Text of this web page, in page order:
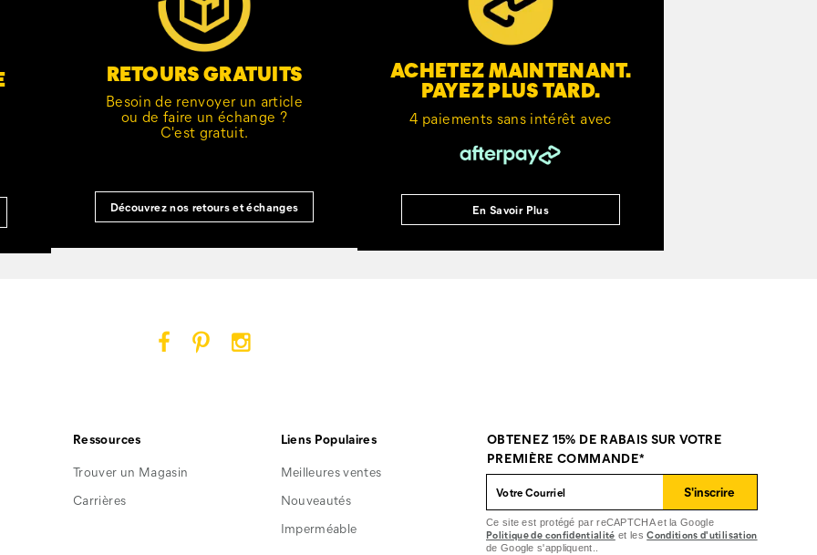
RETOURS GRATUITS
Besoin de renvoyer un article
ou de faire un échange ?
C'est gratuit.
Découvrez nos retours et échanges
ACHETEZ MAINTENANT.
PAYEZ PLUS TARD.
4 paiements sans intérêt avec
En Savoir Plus
Ressources
Trouver un Magasin
Carrières
Liens Populaires
Meilleures ventes
Nouveautés
Imperméable
OBTENEZ 15% DE RABAIS SUR VOTRE
PREMIÈRE COMMANDE*
S'inscrire
Ce site est protégé par reCAPTCHA et la Google
Politique de confidentialité et lesConditions d'utilisation
de Google s'appliquent..